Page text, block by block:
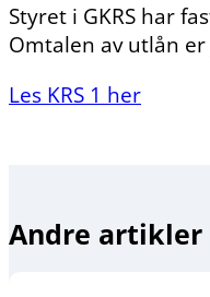
Styret i GKRS har
Omtalen av utlån
Les KRS 1 her
Andre artikler